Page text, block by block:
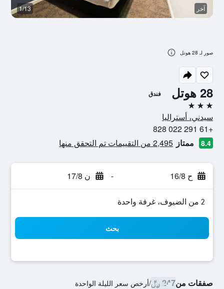
28 هوتل فندق
3 نجوم
سيدني، أستراليا
+61 291 022 828
8.4 ممتاز 2,495 من التقييمات تم التحقق منها
ح 16/8 - ن 17/8
2 من الضيوف، غرفة واحدة
بحث
صفقات من247 ﷼ /أرخص سعر الليلة الواحدة
آخر 1/13
صور لـ 28 هوتل